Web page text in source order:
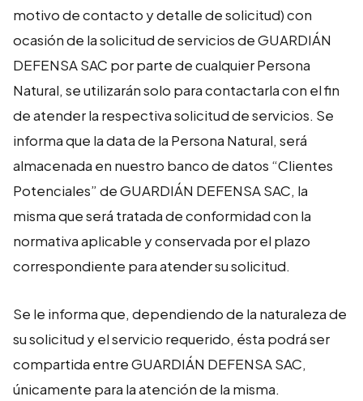
motivo de contacto y detalle de solicitud) con
ocasión de la solicitud de servicios de GUARDIÁN
DEFENSA SAC por parte de cualquier Persona
Natural, se utilizarán solo para contactarla con el fin
de atender la respectiva solicitud de servicios. Se
informa que la data de la Persona Natural, será
almacenada en nuestro banco de datos “Clientes
Potenciales” de GUARDIÁN DEFENSA SAC, la
misma que será tratada de conformidad con la
normativa aplicable y conservada por el plazo
correspondiente para atender su solicitud.
Se le informa que, dependiendo de la naturaleza de
su solicitud y el servicio requerido, ésta podrá ser
compartida entre GUARDIÁN DEFENSA SAC,
únicamente para la atención de la misma.